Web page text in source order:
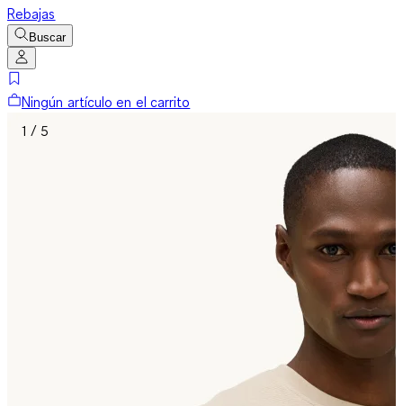
Rebajas
Buscar
Ningún artículo en el carrito
1 / 5